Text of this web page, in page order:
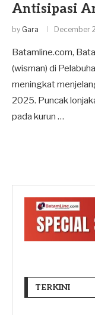
Antisipasi
by Gara December
Batamline.com,
(wisman) di
meningkat
2025. Puncak
pada kurun …
TERKINI